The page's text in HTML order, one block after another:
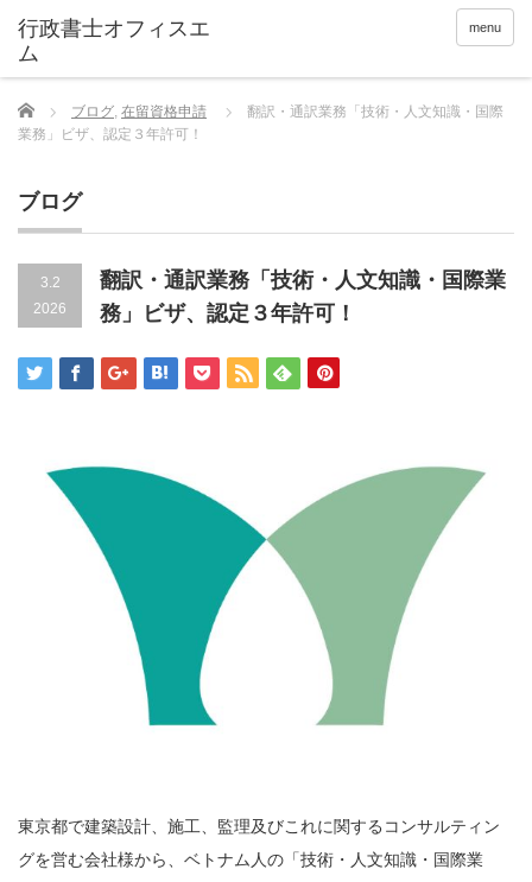
menu
Home ブログ, 在留資格申請
翻訳・通訳業務「技術・人文知識・国際
業務」ビザ、認定３年許可！
ブログ
3.2
2026
翻訳・通訳業務「技術・人文知識・国際業
務」ビザ、認定３年許可！
東京都で建築設計、施工、監理及びこれに関するコンサルティン
グを営む会社様から、ベトナム人の「技術・人文知識・国際業